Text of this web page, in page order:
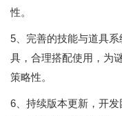
性。
5、完善的技能与道具
具，合理搭配使用，为
策略性。
6、持续版本更新，开